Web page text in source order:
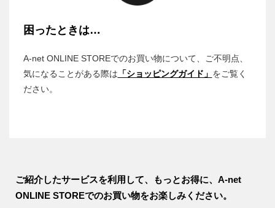
困ったときは…
A-net ONLINE STOREでのお買い物について、ご不明点、
気になることがある際は 「ショッピングガイド」 をご覧く
ださい。
ご紹介したサービスを利用して、もっとお得に、A-net
ONLINE STOREでのお買い物をお楽しみください。